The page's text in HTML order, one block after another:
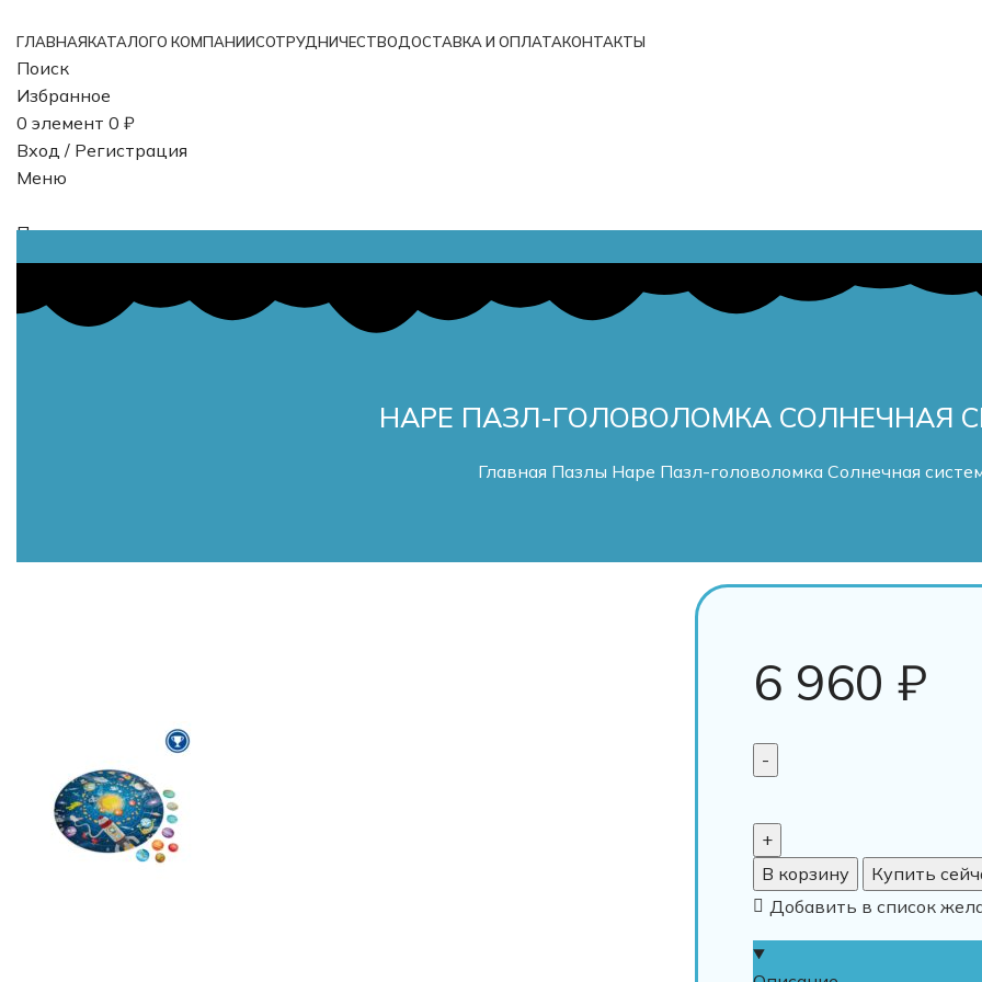
ГЛАВНАЯКАТАЛОГО КОМПАНИИСОТРУДНИЧЕСТВОДОСТАВКА И ОПЛАТАКОНТАКТЫ
Поиск
Избранное
0 элемент 0 ₽
Вход / Регистрация
Меню
Поиск
0элемент 0₽
HAPE ПАЗЛ-ГОЛОВОЛОМКА СОЛНЕЧНАЯ
Главная Пазлы Hape Пазл-головоломка Солнечная
6 960₽
В корзину
Купить
Добавить в список